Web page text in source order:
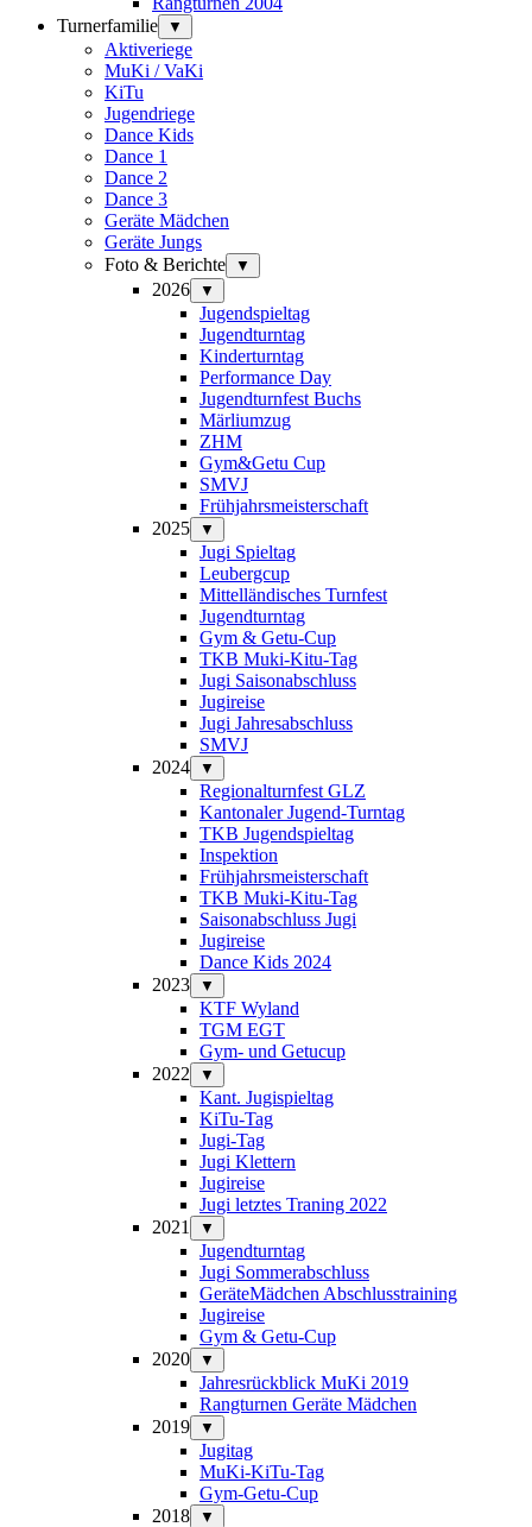
Turnerfamilie
▼
Aktiveriege
MuKi / VaKi
KiTu
Jugendriege
Dance Kids
Dance 1
Dance 2
Dance 3
Geräte Mädchen
Geräte Jungs
Foto & Berichte
▼
2026 ▼
Jugendspieltag
Jugendturntag
Kinderturntag
Performance Day
Jugendturnfest Buchs
Märliumzug
ZHM
Gym&Getu Cup
SMVJ
Frühjahrsmeisterschaft
2025
▼
Jugi Spieltag
Leubergcup
Mittelländisches Turnfest
Jugendturntag
Gym & Getu-Cup
TKB Muki-Kitu-Tag
Jugi Saisonabschluss
Jugireise
Jugi Jahresabschluss
SMVJ
2024
▼
Regionalturnfest GLZ
Kantonaler Jugend-Turntag
TKB Jugendspieltag
Inspektion
Frühjahrsmeisterschaft
TKB Muki-Kitu-Tag
Saisonabschluss Jugi
Jugireise
Dance Kids 2024
2023
▼
KTF Wyland
TGM EGT
Gym- und Getucup
2022
▼
Kant. Jugispieltag
KiTu-Tag
Jugi-Tag
Jugi Klettern
Jugireise
Jugi letztes Traning 2022
2021
▼
Jugendturntag
Jugi Sommerabschluss
GeräteMädchen Abschlusstraining
Jugireise
Gym & Getu-Cup
2020
▼
Jahresrückblick MuKi 2019
Rangturnen Geräte Mädchen
2019
▼
Jugitag
MuKi-KiTu-Tag
Gym-Getu-Cup
2018
▼